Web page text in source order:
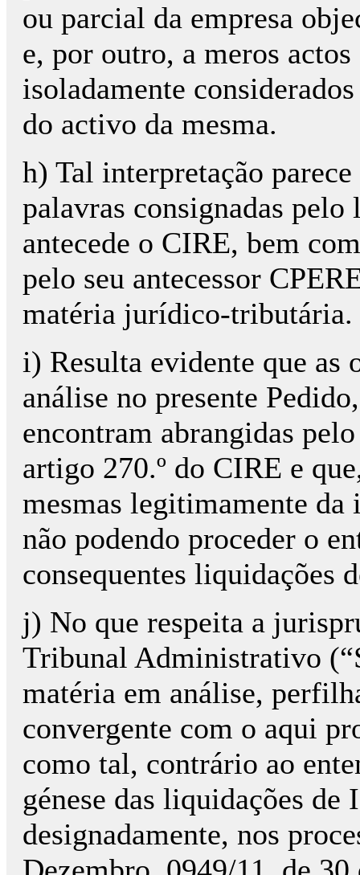
ou parcial da empresa
e, por outro, a meros
isoladamente
do activo da mesma.
h) Tal interpretação
palavras consignadas
antecede o CIRE, bem
pelo seu antecessor
matéria jurídico-tributária.
i) Resulta evidente que as
análise no presente
encontram abrangidas
artigo 270.º do CIRE e
mesmas legitimamente
não podendo proceder o
consequentes liquidações
j) No que respeita a
Tribunal Administrativo
matéria em análise,
convergente com o aqui
como tal, contrário ao
génese das liquidações
designadamente, nos